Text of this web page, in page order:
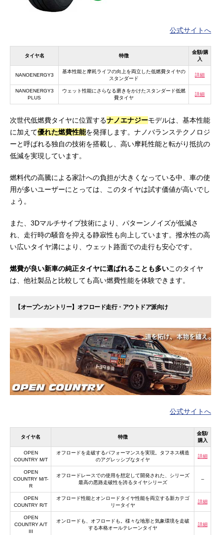
公式サイトへ
タイヤ名 特徴
金額/購
入
NANOENERGY3
基本性能と摩耗ライフの向上を両立した低燃費タイヤの
スタンダード
詳細
NANOENERGY3
PLUS
ウェット性能にさらなる磨きをかけたスタンダード低燃
費タイヤ
詳細
次世代低燃費タイヤに位置するナノエナジーモデルは、基本性能
に加えて優れた燃費性能を発揮します。ナノバランステクノロジ
ーと呼ばれる独自の技術を搭載し、高い摩耗性能と転がり抵抗の
低減を実現しています。
燃料代の高騰による家計への負担が大きくなっている中、車の使
用が多いユーザーにとっては、このタイヤは試す価値が高いでし
ょう。
また、3Dマルチサイプ技術により、パターンノイズが低減さ
れ、走行時の騒音を抑える静寂性も向上しています。撥水性の高
い広いタイヤ溝により、ウェット路面での走行も安心です。
燃費が良い新車の純正タイヤに選ばれることも多いこのタイヤ
は、他社製品と比較しても高い燃費性能を体験できます。
【オープンカントリー】オフロード走行・アウトドア派向け
公式サイトへ
タイヤ名 特徴
金額/
購入
OPEN
COUNTRY M/T
オフロードを走破するパフォーマンスを実現。タフネス構造
のアグレッシブなタイヤ
詳細
OPEN
COUNTRY M/T-
R
オフロードレースでの使用を想定して開発された、シリーズ
最高の悪路走破性を誇るタイヤシリーズ
–
OPEN
COUNTRY R/T
オフロード性能とオンロードタイヤ性能を両立する新カテゴ
リータイヤ
詳細
OPEN
COUNTRY A/T
III
オンロードも、オフロードも。様々な地形と気象環境を走破
する本格オールテレーンタイヤ
詳細